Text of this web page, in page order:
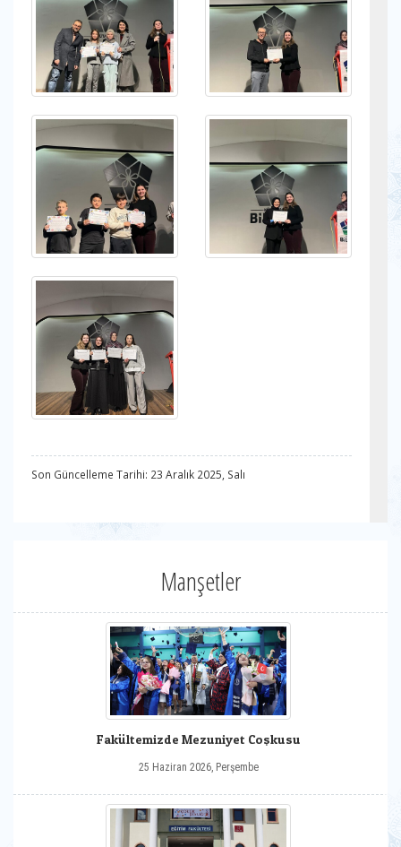
Son Güncelleme Tarihi: 23 Aralık 2025, Salı
Manşetler
Fakültemizde Mezuniyet Coşkusu
25 Haziran 2026, Perşembe